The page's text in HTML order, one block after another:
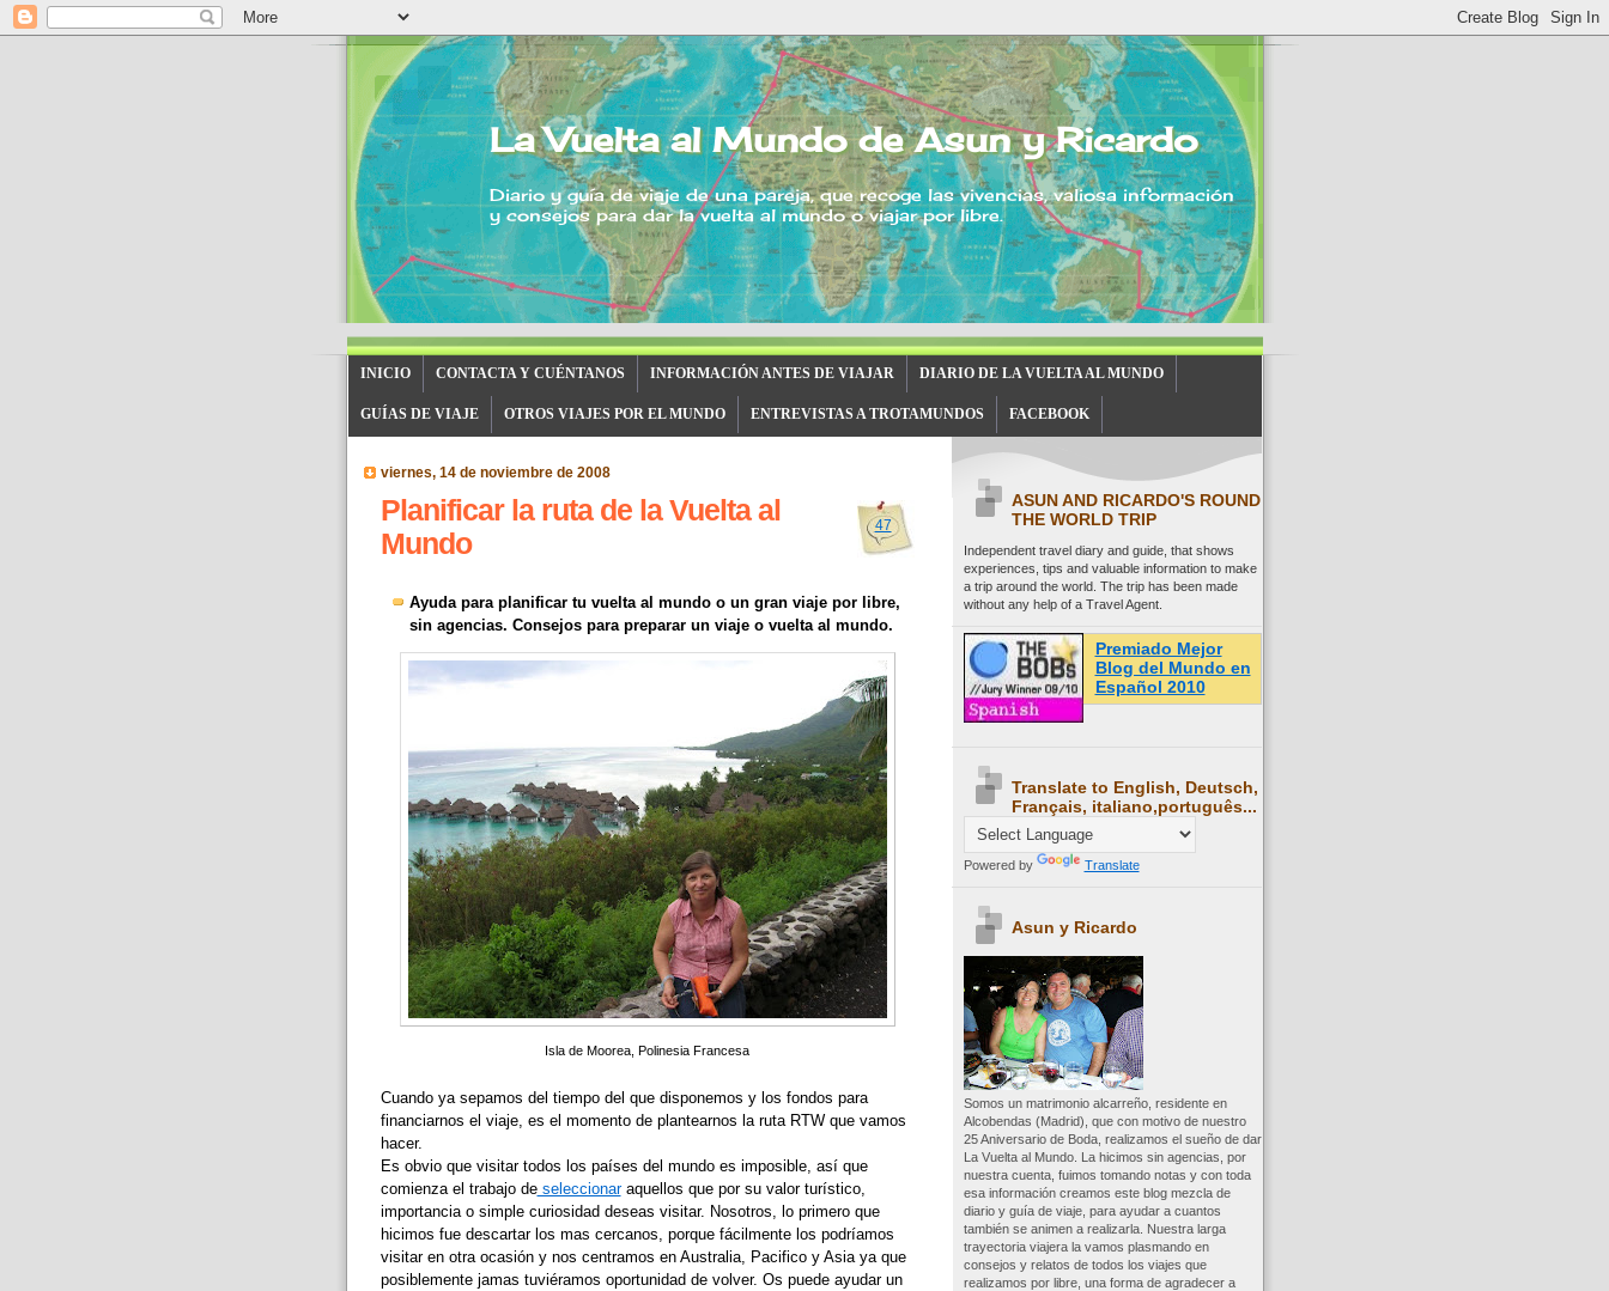
La Vuelta al Mundo de Asun y Ricardo
Diario y guía de viaje de una pareja, que recoge las vivencias, valiosa información
y consejos para dar la vuelta al mundo o viajar por libre.
INICIO CONTACTA Y CUÉNTANOS INFORMACIÓN ANTES DE VIAJAR DIARIO DE LA VUELTA AL MUNDO
GUÍAS DE VIAJE OTROS VIAJES POR EL MUNDO ENTREVISTAS A TROTAMUNDOS FACEBOOK
viernes, 14 de noviembre de 2008
47
Planificar la ruta de la Vuelta al
Mundo
Ayuda para planificar tu vuelta al mundo o un gran viaje por libre,
sin agencias. Consejos para preparar un viaje o vuelta al mundo.
Isla de Moorea, Polinesia Francesa
Cuando ya sepamos del tiempo del que disponemos y los fondos para
financiarnos el viaje, es el momento de plantearnos la ruta RTW que vamos
hacer.
Es obvio que visitar todos los países del mundo es imposible, así que
comienza el trabajo deseleccionaraquellos que por su valor turístico,
importancia o simple curiosidad deseas visitar. Nosotros, lo primero que
hicimos fue descartar los mas cercanos, porque fácilmente los podríamos
visitar en otra ocasión y nos centramos en Australia, Pacifico y Asia ya que
posiblemente jamas tuviéramos oportunidad de volver. Os puede ayudar un
ASUN AND RICARDO'S ROUND
THE WORLD TRIP
Independent travel diary and guide, that shows
experiences, tips and valuable information to make
a trip around the world. The trip has been made
without any help of a Travel Agent.
Premiado Mejor
Blog del Mundo en
Español 2010
Translate to English, Deutsch,
Français, italiano,português...
Powered by Translate
Asun y Ricardo
Somos un matrimonio alcarreño, residente en
Alcobendas (Madrid), que con motivo de nuestro
25 Aniversario de Boda, realizamos el sueño de dar
La Vuelta al Mundo. La hicimos sin agencias, por
nuestra cuenta, fuimos tomando notas y con toda
esa información creamos este blog mezcla de
diario y guía de viaje, para ayudar a cuantos
también se animen a realizarla. Nuestra larga
trayectoria viajera la vamos plasmando en
consejos y relatos de todos los viajes que
realizamos por libre, una forma de agradecer a